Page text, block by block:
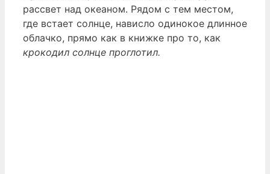
рассвет над океаном. Рядом с тем местом,
где встает солнце, нависло одинокое длинное
облачко, прямо как в книжке про то, как
крокодил солнце проглотил.